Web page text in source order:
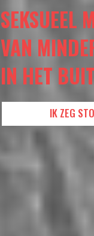
IK ZEG
SEKSUEEL
VAN
IN HET